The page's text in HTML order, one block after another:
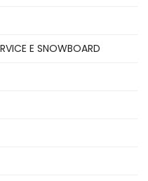
E SNOWBOARD